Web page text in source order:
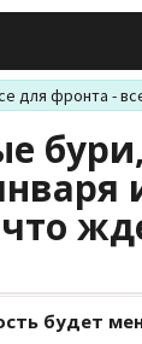
для фронта -
будет